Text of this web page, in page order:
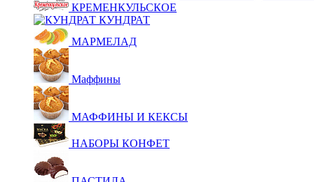
КРЕМЕНКУЛЬСКОЕ
КУНДРАТ
МАРМЕЛАД
Маффины
МАФФИНЫ И КЕКСЫ
НАБОРЫ КОНФЕТ